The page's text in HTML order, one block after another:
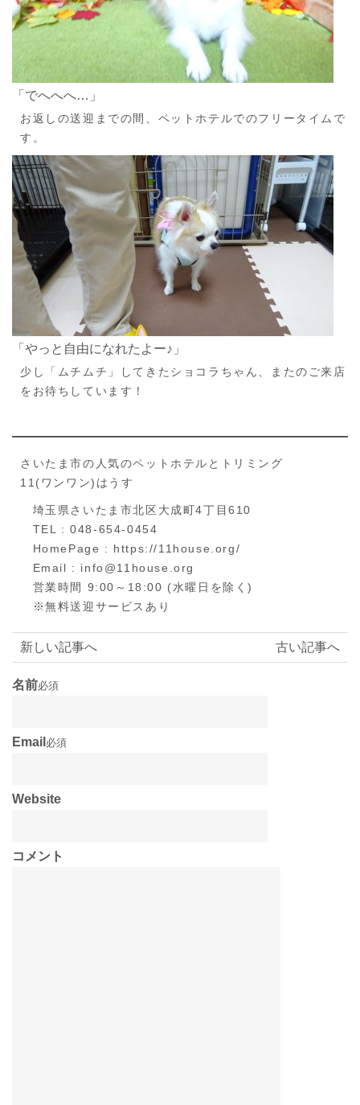
「でへへへ…」
お返しの送迎までの間、ペットホテルでのフリータイムで
す。
「やっと自由になれたよー♪」
少し「ムチムチ」してきたショコラちゃん、またのご来店
をお待ちしています！
さいたま市の人気のペットホテルとトリミング
11(ワンワン)はうす
埼玉県さいたま市北区大成町4丁目610
TEL : 048-654-0454
HomePage : https://11house.org/
Email : info@11house.org
営業時間 9:00～18:00 (水曜日を除く)
※無料送迎サービスあり
古い記事へ
新しい記事へ
名前必須
Email 必須
Website
コメント